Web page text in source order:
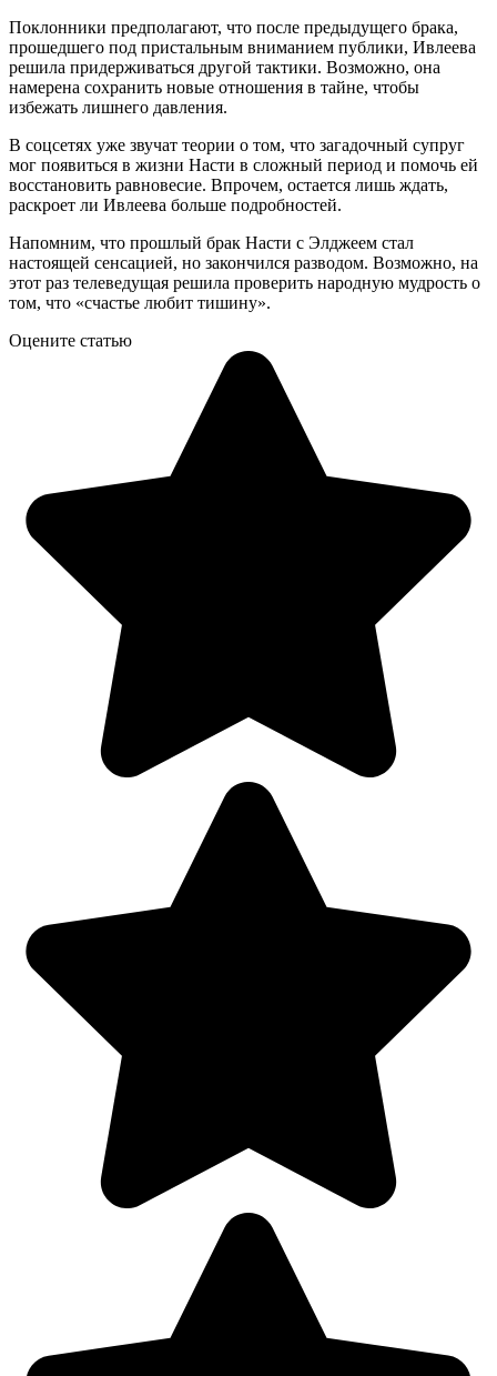
Поклонники предполагают, что после предыдущего брака,
прошедшего под пристальным вниманием публики, Ивлеева
решила придерживаться другой тактики. Возможно, она
намерена сохранить новые отношения в тайне, чтобы
избежать лишнего давления.
В соцсетях уже звучат теории о том, что загадочный супруг
мог появиться в жизни Насти в сложный период и помочь ей
восстановить равновесие. Впрочем, остается лишь ждать,
раскроет ли Ивлеева больше подробностей.
Напомним, что прошлый брак Насти с Элджеем стал
настоящей сенсацией, но закончился разводом. Возможно, на
этот раз телеведущая решила проверить народную мудрость о
том, что «счастье любит тишину».
Оцените статью